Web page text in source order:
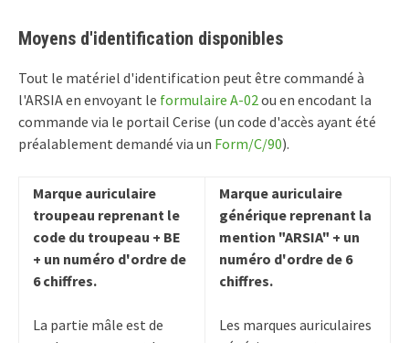
Moyens d'identification disponibles
Tout le matériel d'identification peut être commandé à
l'ARSIA en envoyant le formulaire A-02 ou en encodant la
commande via le portail Cerise (un code d'accès ayant été
préalablement demandé via un Form/C/90).
Marque auriculaire
troupeau reprenant le
code du troupeau + BE
+ un numéro d'ordre de
6 chiffres.
La partie mâle est de
Marque auriculaire
générique reprenant la
mention "ARSIA" + un
numéro d'ordre de 6
chiffres.
Les marques auriculaires